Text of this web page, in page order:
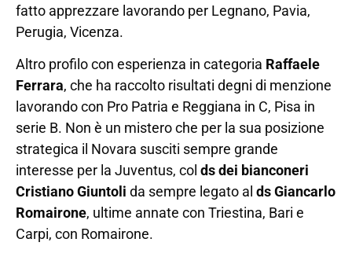
fatto apprezzare lavorando per Legnano, Pavia,
Perugia, Vicenza.
Altro profilo con esperienza in categoria Raffaele
Ferrara, che ha raccolto risultati degni di menzione
lavorando con Pro Patria e Reggiana in C, Pisa in
serie B. Non è un mistero che per la sua posizione
strategica il Novara susciti sempre grande
interesse per la Juventus, col ds dei bianconeri
Cristiano Giuntoli da sempre legato al ds Giancarlo
Romairone, ultime annate con Triestina, Bari e
Carpi, con Romairone.